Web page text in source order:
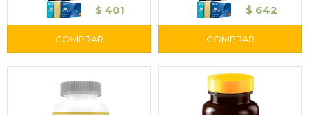
$ 401
$ 642